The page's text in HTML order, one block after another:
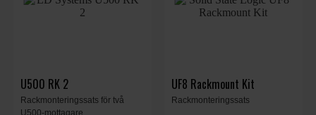
U500 RK 2
Rackmonteringssats för två
U500-mottagare
UF8 Rackmount Kit
Rackmonteringssats